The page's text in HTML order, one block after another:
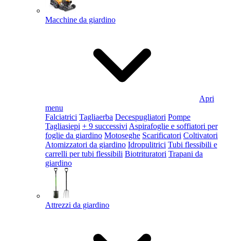
Macchine da giardino
Apri
menu
Falciatrici Tagliaerba Decespugliatori Pompe
Tagliasiepi + 9 successivi Aspirafoglie e soffiatori per
foglie da giardino Motoseghe Scarificatori Coltivatori
Atomizzatori da giardino Idropulitrici Tubi flessibili e
carrelli per tubi flessibili Biotrituratori Trapani da
giardino
Attrezzi da giardino